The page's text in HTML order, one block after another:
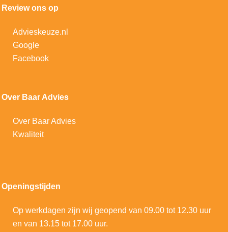
Review ons op
Advieskeuze.nl
Google
Facebook
Over Baar Advies
Over Baar Advies
Kwaliteit
Openingstijden
Op werkdagen zijn wij geopend van 09.00 tot 12.30 uur
en van 13.15 tot 17.00 uur.